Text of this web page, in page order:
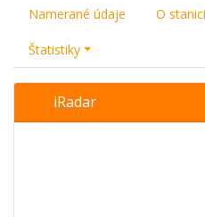
Namerané údaje O stanici
Štatistiky
iRadar